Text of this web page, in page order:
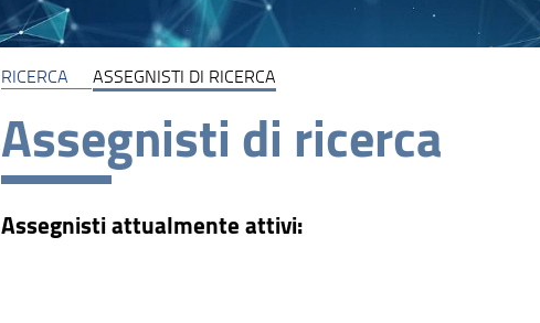
RICERCA ASSEGNISTI DI RICERCA
Assegnisti di ricerca
Assegnisti attualmente attivi: